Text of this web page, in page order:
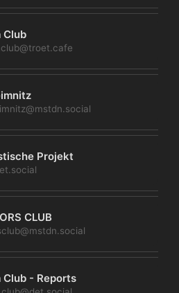
Club
Projekt
CLUB
- Reports